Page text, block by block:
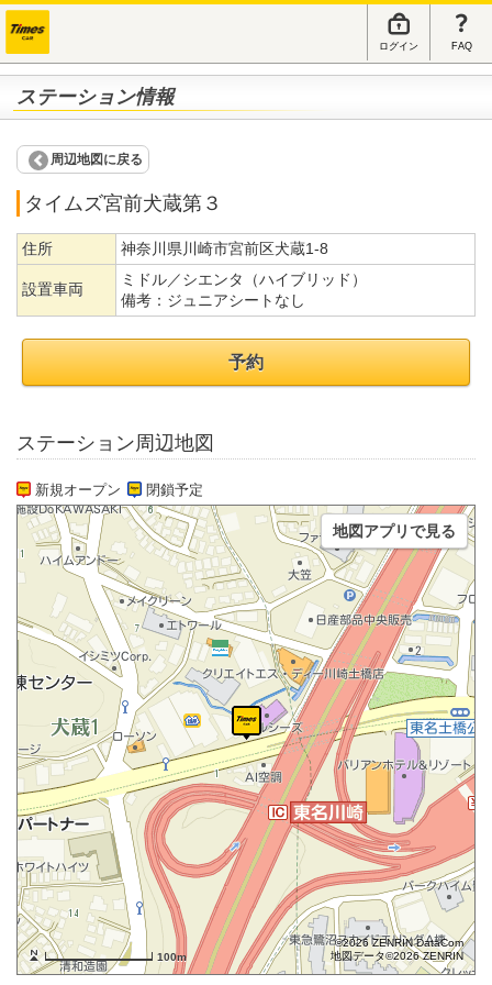
ログイン FAQ
ステーション情報
周辺地図に戻る
タイムズ宮前犬蔵第３
住所 神奈川県川崎市宮前区犬蔵1-8
設置車両
ミドル／シエンタ（ハイブリッド）
備考： ジュニアシートなし
予約
ステーション周辺地図
新規オープン 閉鎖予定
100m
©2026 ZENRIN DataCom
地図データ©2026 ZENRIN
地図アプリで見る